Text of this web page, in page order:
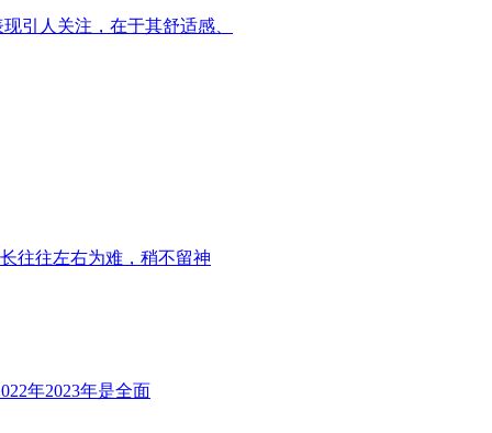
引人关注，在于其舒适感、
往往左右为难，稍不留神
年2023年是全面